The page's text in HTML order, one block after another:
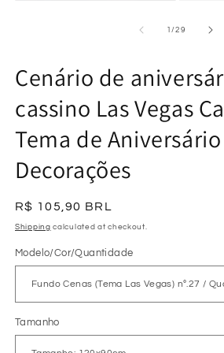
2
1/of
29
Cenário de
cassino Las Vegas
Tema de Aniversário
Decorações
Regular
price
R$ 105,90 BRL
Shipping calculated at checkout.
Modelo/Cor/Quantidade
Tamanho